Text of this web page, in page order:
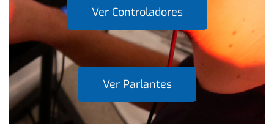
Ver Controladores
Ver Parlantes